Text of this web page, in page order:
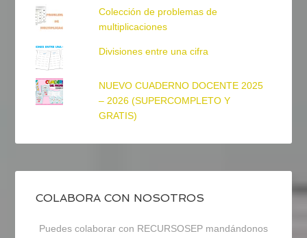
Colección de problemas de
multiplicaciones
Divisiones entre una cifra
NUEVO CUADERNO DOCENTE 2025
– 2026 (SUPERCOMPLETO Y
GRATIS)
COLABORA CON NOSOTROS
Puedes colaborar con RECURSOSEP mandándonos